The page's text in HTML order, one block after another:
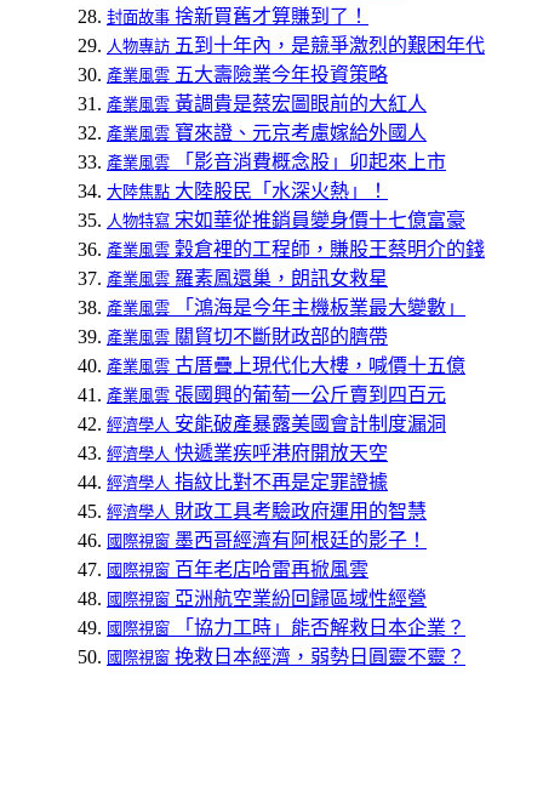
封面故事 捨新買舊才算賺到了！
人物專訪 五到十年內，是競爭激烈的艱困年代
產業風雲 五大壽險業今年投資策略
產業風雲 黃調貴是蔡宏圖眼前的大紅人
產業風雲 寶來證、元京考慮嫁給外國人
產業風雲 「影音消費概念股」卯起來上市
大陸焦點 大陸股民「水深火熱」！
人物特寫 宋如華從推銷員變身價十七億富豪
產業風雲 穀倉裡的工程師，賺股王蔡明介的錢
產業風雲 羅素鳳還巢，朗訊女救星
產業風雲 「鴻海是今年主機板業最大變數」
產業風雲 關貿切不斷財政部的臍帶
產業風雲 古厝疊上現代化大樓，喊價十五億
產業風雲 張國興的葡萄一公斤賣到四百元
經濟學人 安能破產暴露美國會計制度漏洞
經濟學人 快遞業疾呼港府開放天空
經濟學人 指紋比對不再是定罪證據
經濟學人 財政工具考驗政府運用的智慧
國際視窗 墨西哥經濟有阿根廷的影子！
國際視窗 百年老店哈雷再掀風雲
國際視窗 亞洲航空業紛回歸區域性經營
國際視窗 「協力工時」能否解救日本企業？
國際視窗 挽救日本經濟，弱勢日圓靈不靈？